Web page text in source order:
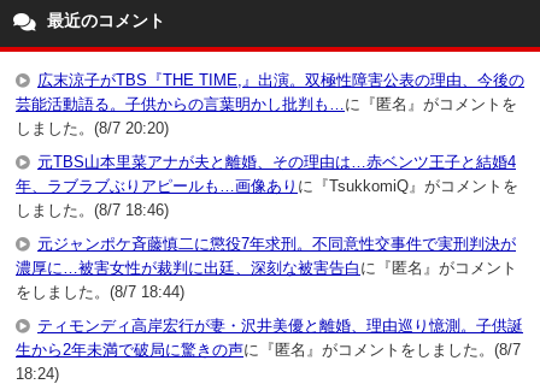
最近のコメント
広末涼子がTBS『THE TIME,』出演。双極性障害公表の理由、今後の
芸能活動語る。子供からの言葉明かし批判も…に『匿名』がコメントを
しました。(8/7 20:20)
元TBS山本里菜アナが夫と離婚、その理由は…赤ベンツ王子と結婚4
年、ラブラブぶりアピールも…画像あり に『TsukkomiQ』がコメントを
しました。(8/7 18:46)
元ジャンポケ斉藤慎二に懲役7年求刑。不同意性交事件で実刑判決が
濃厚に…被害女性が裁判に出廷、深刻な被害告白 に『匿名』がコメント
をしました。(8/7 18:44)
ティモンディ高岸宏行が妻・沢井美優と離婚、理由巡り憶測。子供誕
生から2年未満で破局に驚きの声に『匿名』がコメントをしました。(8/7
18:24)